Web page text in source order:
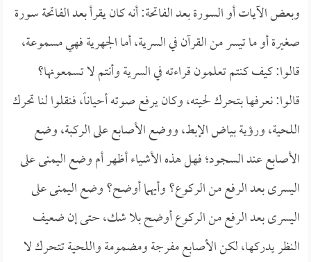
وبعض الآيات أو السورة بعد الفاتحة: أنه كان يقرأ بعد الفاتحة سورة
صغيرة أو ما تيسر من القرآن في السرية، أما الجهرية فهي مسموعة،
قالوا: كيف كنتم تعلمون قراءته في السرية وأنتم لا تسمعونها؟
قالوا: نعرفها بتحرك لحيته، وكان يرفع صوته أحياناً، فنقلوا لنا تحرك
اللحية، ورؤية بياض الإبط، ووضع الأصابع على الركبة، وضع
الأصابع عند السجود؛ فهل هذه الأشياء أظهر أم وضع اليمنى على
اليسرى بعد الرفع من الركوع؟ وأيهما أوضح؟ وضع اليمنى على
اليسرى بعد الرفع من الركوع أوضح بلا شك، حتى إن ضعيف
النظر يدركها، لكن الأصابع مفرجة ومضمومة واللحية تتحرك لا